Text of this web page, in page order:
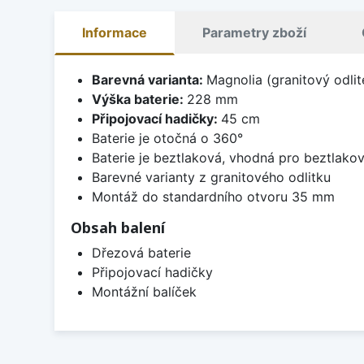
Informace Parametry zboží
Barevná varianta: Magnolia (granitový
Výška baterie: 228 mm
Připojovací hadičky: 45 cm
Baterie je otočná o 360°
Baterie je beztlaková, vhodná pro
Barevné varianty z granitového odlitku
Montáž do standardního otvoru 35 mm
Obsah balení
Dřezová baterie
Připojovací hadičky
Montážní balíček